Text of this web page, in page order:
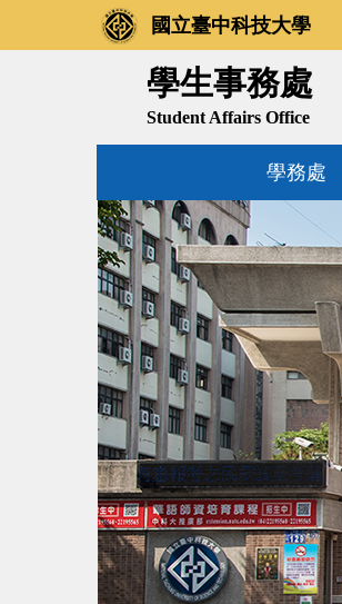
國立臺中科技大學
學生事務處
Student Affairs Office
學務處